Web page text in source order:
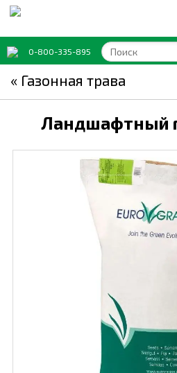
0-800-335-895
« Газонная трава
Ландшафтный